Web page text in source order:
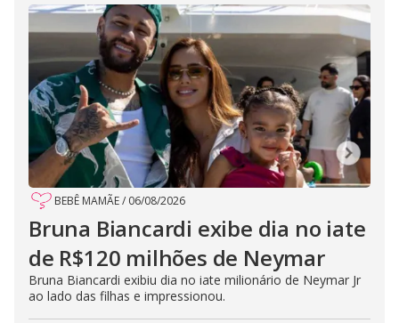
BEBÊ MAMÃE/ 06/08/2026
Bruna Biancardi exibe dia no iate
de R$120 milhões de Neymar
Bruna Biancardi exibiu dia no iate milionário de Neymar Jr
ao lado das filhas e impressionou.